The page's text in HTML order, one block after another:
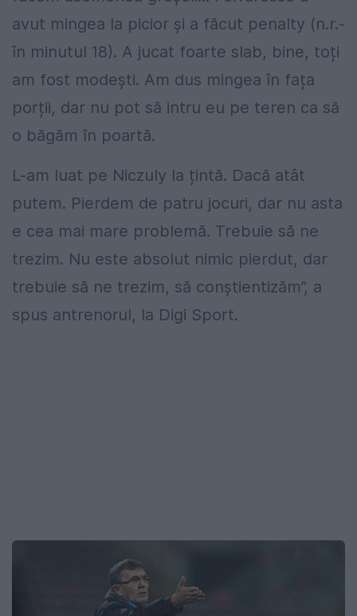
avut mingea la picior și a făcut penalty (n.r.-
în minutul 18). A jucat foarte slab, bine, toți
am fost modești. Am dus mingea în fața
porții, dar nu pot să intru eu pe teren ca să
o băgăm în poartă.
L-am luat pe Niczuly la țintă. Dacă atât
putem. Pierdem de patru jocuri, dar nu asta
e cea mai mare problemă. Trebuie să ne
trezim. Nu este absolut nimic pierdut, dar
trebuie să ne trezim, să conștientizăm”, a
spus antrenorul, la Digi Sport.